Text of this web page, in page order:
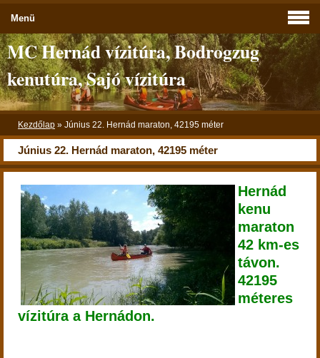
MC Hernád vízitúra, Bodrogzug
kenutúra, Sajó vízitúra
Kezdőlap » Június 22. Hernád maraton, 42195 méter
Június 22. Hernád maraton, 42195 méter
Hernád
kenu
maraton
42 km-es
távon.
42195
méteres
vízitúra a Hernádon.
Menü